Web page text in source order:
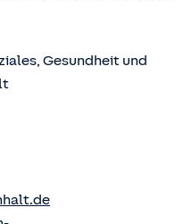
Gesundheit und